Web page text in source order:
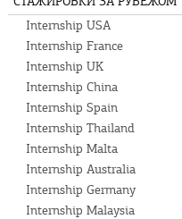
Internship USA
Internship France
Internship UK
Internship China
Internship Spain
Internship Thailand
Internship Malta
Internship Australia
Internship Germany
Internship Malaysia